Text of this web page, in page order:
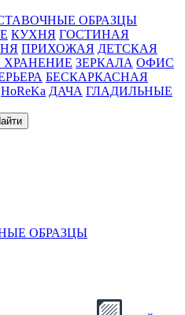
ОБРАЗЦЫ
КУХНЯ ГОСТИНАЯ
ПРИХОЖАЯ ДЕТСКАЯ
ЗЕРКАЛА ОФИС
БЕСКАРКАСНАЯ
HoReKa ДАЧА ГЛАДИЛЬНЫЕ
ОБРАЗЦЫ